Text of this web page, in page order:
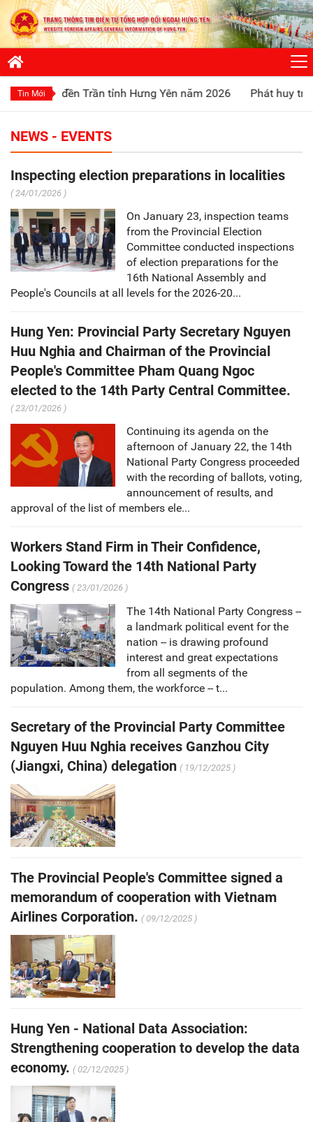
Tin Mới
Trần tỉnh Hưng Yên năm 2026 Phát huy truyền thống
NEWS - EVENTS
Inspecting election preparations in localities
( 24/01/2026 )
On January 23, inspection teams
from the Provincial Election
Committee conducted inspections
of election preparations for the
16th National Assembly and
People's Councils at all levels for the 2026-20...
Hung Yen: Provincial Party Secretary Nguyen
Huu Nghia and Chairman of the Provincial
People's Committee Pham Quang Ngoc
elected to the 14th Party Central Committee.
( 23/01/2026 )
Continuing its agenda on the
afternoon of January 22, the 14th
National Party Congress proceeded
with the recording of ballots, voting,
announcement of results, and
approval of the list of members ele...
Workers Stand Firm in Their Confidence,
Looking Toward the 14th National Party
Congress ( 23/01/2026 )
The 14th National Party Congress --
a landmark political event for the
nation -- is drawing profound
interest and great expectations
from all segments of the
population. Among them, the workforce -- t...
Secretary of the Provincial Party Committee
Nguyen Huu Nghia receives Ganzhou City
(Jiangxi, China) delegation ( 19/12/2025 )
The Provincial People's Committee signed a
memorandum of cooperation with Vietnam
Airlines Corporation. ( 09/12/2025 )
Hung Yen - National Data Association:
Strengthening cooperation to develop the data
economy. ( 02/12/2025 )